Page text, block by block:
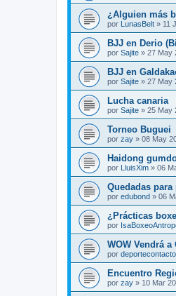
¿Alguien más
por LunasBelt » 11
BJJ en Derio
por Sajite » 27 May
BJJ en
por Sajite » 27 May
Lucha canaria
por Sajite » 25 May
Torneo Buguei
por zay » 08 May
Haidong
por LluisXim » 06
Quedadas
por edubond » 06
¿Prácticas
por
WOW Vendrá a
por deportecontacto
Encuentro
por zay » 10 Mar